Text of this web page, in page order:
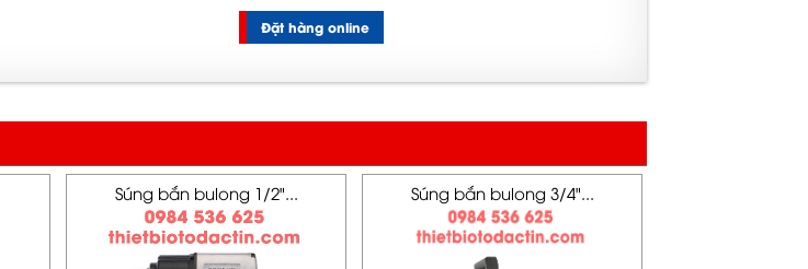
Đặt hàng online
Súng bắn bulong 1/2"... Súng bắn bulong 3/4"...